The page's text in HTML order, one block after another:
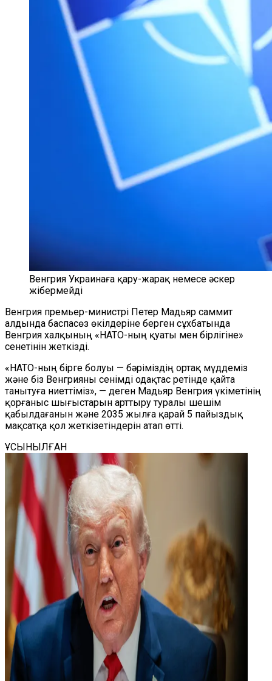
Венгрия Украинаға қару-жарақ немесе әскер
жібермейді
Венгрия премьер-министрі Петер Мадьяр саммит
алдында баспасөз өкілдеріне берген сұхбатында
Венгрия халқының «НАТО-ның қуаты мен бірлігіне»
сенетінін жеткізді.
«НАТО-ның бірге болуы — бәріміздің ортақ мүддеміз
және біз Венгрияны сенімді одақтас ретінде қайта
танытуға ниеттіміз», — деген Мадьяр Венгрия үкіметінің
қорғаныс шығыстарын арттыру туралы шешім
қабылдағанын және 2035 жылға қарай 5 пайыздық
мақсатқа қол жеткізетіндерін атап өтті.
ҰСЫНЫЛҒАН